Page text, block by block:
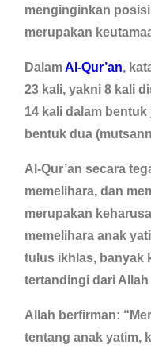
menginginkan
merupakan
DalamAl-Qur’an,
23 kali, yakni 8 kali
14 kali dalam
bentuk dua
Al-Qur’an secara
memelihara, dan
merupakan
memelihara anak
tulus ikhlas, banyak
tertandingi dari Allah
Allah berfirman:
tentang anak yatim,